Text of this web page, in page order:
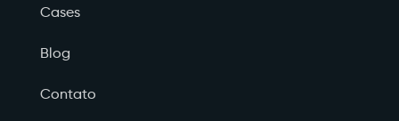
Cases
Blog
Contato